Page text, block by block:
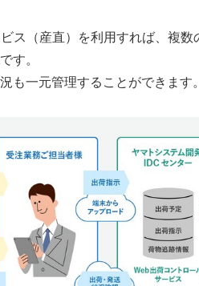
ス（産直）を利用すれば、複
す。
も一元管理することができます。